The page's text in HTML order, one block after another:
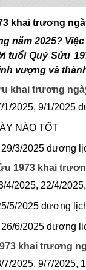
khai trương
năm 2025?
tuổi Quý Sửu
vượng và
khai trương
1/2025, 9/1/2025
NÀO TỐT
3/2025 dương
1973 khai
4/2025, 22/4/
5/2025 dương
6/2025 dương
khai trương
7/2025, 9/7/2025,